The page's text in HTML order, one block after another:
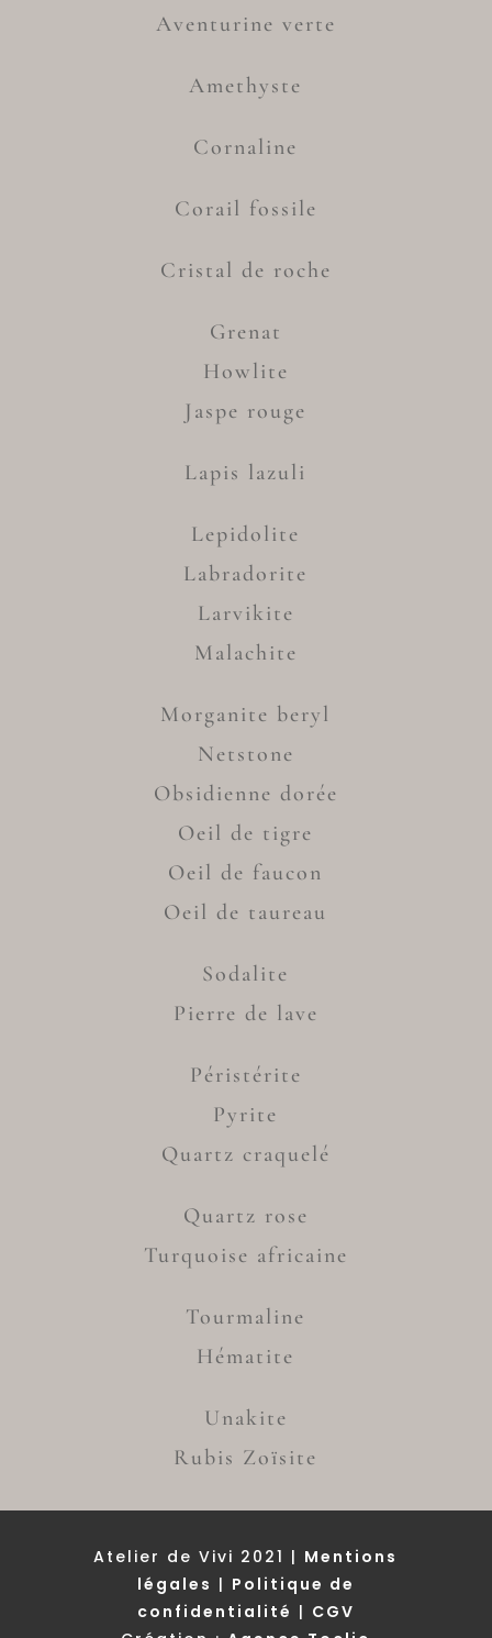
Aventurine verte
Amethyste
Cornaline
Corail fossile
Cristal de roche
Grenat
Howlite
Jaspe rouge
Lapis lazuli
Lepidolite
Labradorite
Larvikite
Malachite
Morganite beryl
Netstone
Obsidienne dorée
Oeil de tigre
Oeil de faucon
Oeil de taureau
Sodalite
Pierre de lave
Péristérite
Pyrite
Quartz craquelé
Quartz rose
Turquoise africaine
Tourmaline
Hématite
Unakite
Rubis Zoïsite
Atelier de Vivi 2021 | Mentions
légales | Politique de
confidentialité | CGV